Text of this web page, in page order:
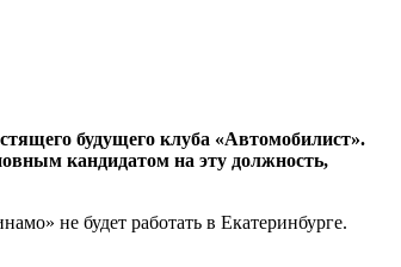
будущего клуба «Автомобилист».
кандидатом на эту должность,
не будет работать в Екатеринбурге.